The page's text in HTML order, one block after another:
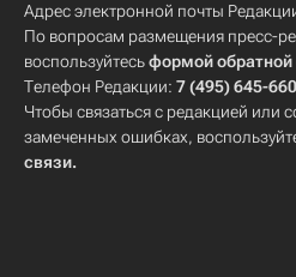
Адрес электронной почты
По вопросам размещения пресс-
воспользуйтесьформой обратной
Телефон Редакции: 7 (495) 645-
Чтобы связаться с редакцией или
замеченных ошибках,
связи.